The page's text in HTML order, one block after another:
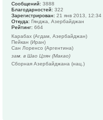
Сообщений: 3888
Благодарностей: 322
Зарегистрирован: 21 янв 2013, 12:34
Откуда: Гянджа, Азербайджан
Рейтинг: 664
Карабах (Агдам, Азербайджан)
Пейкан (Иран)
Сан Лоренсо (Аргентина)
зам. в Шао Цзян (Макао)
Сборная Азербайджана (нац.)